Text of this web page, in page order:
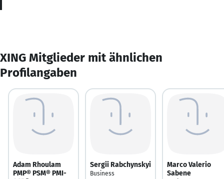
XING Mitglieder mit ähnlichen
Profilangaben
Adam Rhoulam
PMP® PSM® PMI-
Sergii Rabchynskyi
Business
Marco Valerio
Sabene